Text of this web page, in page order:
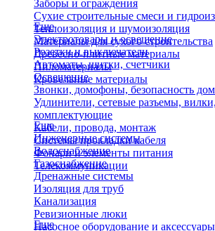
Заборы и ограждения
Сухие строительные смеси и
Теплоизоляция и шумоизоляция
Материалы для сухого строительства
Древесно-плитные материалы
Пиломатериалы
Кровельные материалы
Еще
Электротовары и освещение
Розетки и выключатели
Автоматы, щитки, счетчики
Освещение
Звонки, домофоны, безопасность
Удлинители, сетевые разъемы,
комплектующие
Кабели, провода, монтаж
Системы прокладки кабеля
Фонари и элементы питания
Телекоммуникации
Еще
Инженерные системы
Водоснабжение
Газоснабжение
Дренажные системы
Изоляция для труб
Канализация
Ревизионные люки
Насосное оборудование и аксессуары
Еще